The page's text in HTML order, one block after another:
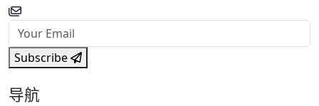
Subscribe
导航